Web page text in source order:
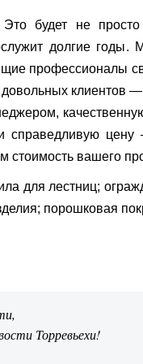
будет не
долгие
профессионалы
клиентов
справедливую
стоимость вашего
для лестниц;
порошковая
Торревьехи!